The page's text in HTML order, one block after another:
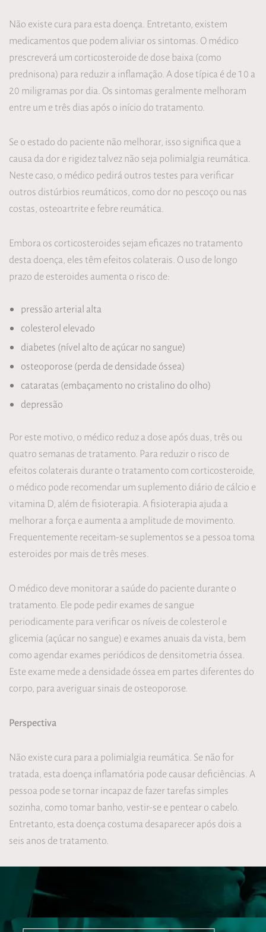
Não existe cura para esta doença. Entretanto, existem
medicamentos que podem aliviar os sintomas. O médico
prescreverá um corticosteroide de dose baixa (como
prednisona) para reduzir a inflamação. A dose típica é de 10 a
20 miligramas por dia. Os sintomas geralmente melhoram
entre um e três dias após o início do tratamento.
Se o estado do paciente não melhorar, isso significa que a
causa da dor e rigidez talvez não seja polimialgia reumática.
Neste caso, o médico pedirá outros testes para verificar
outros distúrbios reumáticos, como dor no pescoço ou nas
costas, osteoartrite e febre reumática.
Embora os corticosteroides sejam eficazes no tratamento
desta doença, eles têm efeitos colaterais. O uso de longo
prazo de esteroides aumenta o risco de:
pressão arterial alta
colesterol elevado
diabetes (nível alto de açúcar no sangue)
osteoporose (perda de densidade óssea)
cataratas (embaçamento no cristalino do olho)
depressão
Por este motivo, o médico reduz a dose após duas, três ou
quatro semanas de tratamento. Para reduzir o risco de
efeitos colaterais durante o tratamento com corticosteroide,
o médico pode recomendar um suplemento diário de cálcio e
vitamina D, além de fisioterapia. A fisioterapia ajuda a
melhorar a força e aumenta a amplitude de movimento.
Frequentemente receitam-se suplementos se a pessoa toma
esteroides por mais de três meses.
O médico deve monitorar a saúde do paciente durante o
tratamento. Ele pode pedir exames de sangue
periodicamente para verificar os níveis de colesterol e
glicemia (açúcar no sangue) e exames anuais da vista, bem
como agendar exames periódicos de densitometria óssea.
Este exame mede a densidade óssea em partes diferentes do
corpo, para averiguar sinais de osteoporose.
Perspectiva
Não existe cura para a polimialgia reumática. Se não for
tratada, esta doença inflamatória pode causar deficiências. A
pessoa pode se tornar incapaz de fazer tarefas simples
sozinha, como tomar banho, vestir-se e pentear o cabelo.
Entretanto, esta doença costuma desaparecer após dois a
seis anos de tratamento.